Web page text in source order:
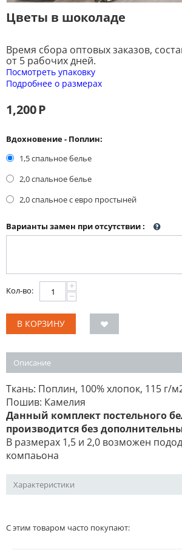
Цветы в шоколаде
Время сбора оптовых заказов,
от 5 рабочих дней.
Посмотреть упаковку
Подробнее о размерах
1,200Р
Вдохновение - Поплин:
1,5 спальное белье
2,0 спальное белье
2,0 спальное с евро простыней
Варианты замен при отсутствии:
Кол-во: +
−
В КОРЗИНУ
Описание
Ткань: Поплин, 100% хлопок, 115 г/
Пошив: Камелия
Данный комплект постельного
производится без
В размерах 1,5 и 2,0 возможен
компаьона
Характеристики
С этим товаром часто покупают: